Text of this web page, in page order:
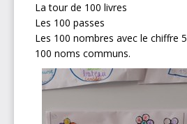
La tour de 100 livres
Les 100 passes
Les 100 nombres avec le chiffre 5
100 noms communs.